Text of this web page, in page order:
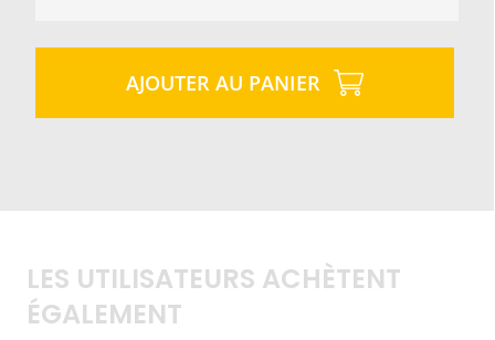
AJOUTER AU PANIER
LES UTILISATEURS ACHÈTENT
ÉGALEMENT